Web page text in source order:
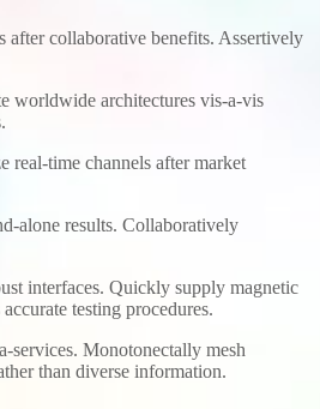
after collaborative benefits. Assertively
worldwide architectures vis-a-vis
real-time channels after market
alone results. Collaboratively
interfaces. Quickly supply magnetic
testing procedures.
services. Monotonectally mesh
than diverse information.